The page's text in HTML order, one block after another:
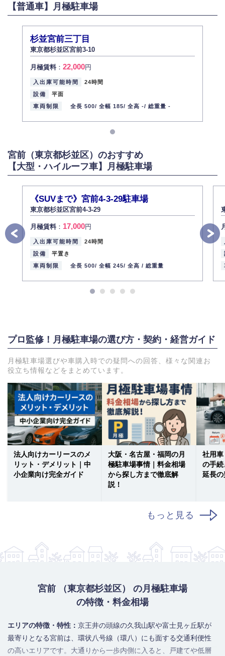
【普通車】月極駐車場
杉並宮前三丁目
東京都杉並区宮前3-10
月極賃料： 22,000円
入出庫可能時間
24時間
設備
平面
車両制限
全長 500/ 全幅 185/ 全高 -/ 総重量 -
宮前（東京都杉並区）のおすすめ
【大型・ハイルーフ車】月極駐車場
《SUVまで》宮前4-3-29駐車場
東京都杉並区宮前4-3-29
月極賃料： 17,000円
入出庫可能時間
24時間
設備
平置き
車両制限
全長 500/ 全幅 245/ 全高 / 総重量
プロ監修！月極駐車場の選び方・契約・経営ガイド
月極駐車場選びや車購入時での疑問への回答、様々な関連お
役立ち情報などをまとめています。
法人向けカーリースのメ
リット・デメリット｜中
小企業向け完全ガイド
大阪・名古屋・福岡の月
極駐車場事情｜料金相場
から探し方まで徹底解
説！
社用
の手
延長
もっと見る
宮前 （東京都杉並区） の月極駐車場
の特徴・料金相場
エリアの特徴・特性： 京王井の頭線の久我山駅や富士見ヶ丘駅が
最寄りとなる宮前は、環状八号線（環八）にも面する交通利便性
の高いエリアです。大通りから一歩内側に入ると、戸建てや低層